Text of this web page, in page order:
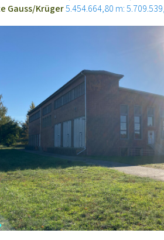
Gauss/Krüger5.454.664,80 m: